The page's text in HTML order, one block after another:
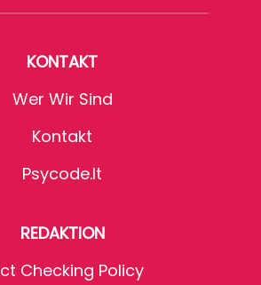
KONTAKT
Wer Wir Sind
Kontakt
Psycode.it
REDAKTION
Checking Policy